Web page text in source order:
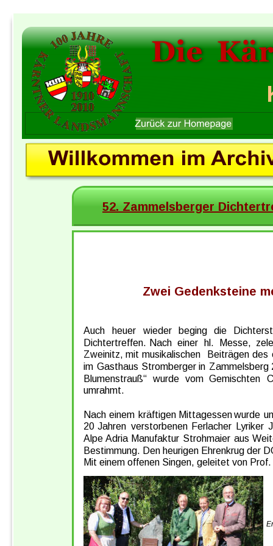
Die
52. Zammelsberger
Zwei Gedenksteine
Auch heuer wieder beging die
Dichtertreffen. Nach einer hl. Messe,
Zweinitz, mit musikalischen Beiträgen des
im Gasthaus Stromberger in Zammelsberg
Blumenstrauß“ wurde vom Gemischten
umrahmt.
Nach einem kräftigen Mittagessen wurde
20 Jahren verstorbenen Ferlacher Lyriker
Alpe Adria Manufaktur Strohmaier aus
Bestimmung. Den heurigen Ehrenkrug der
Mit einem offenen Singen, geleitet von